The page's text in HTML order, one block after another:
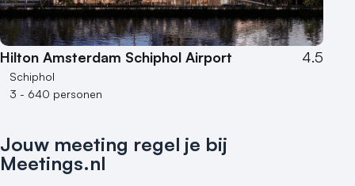
Hilton Amsterdam Schiphol Airport 4.5
Schiphol
3 - 640 personen
Jouw meeting regel je bij
Meetings.nl